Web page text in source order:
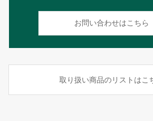
お問い合わせはこちら
取り扱い商品のリストはこ